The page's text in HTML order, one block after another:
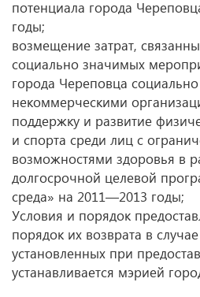
потенциала города
годы;
возмещение затрат,
социально значимых
города Череповца
некоммерческими
поддержку и развитие
и спорта среди лиц с
возможностями здоровья в
долгосрочной целевой
среда» на 2011—2013 годы;
Условия и порядок
порядок их возврата в
установленных при
устанавливается мэрией